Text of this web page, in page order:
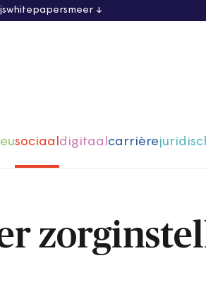
whitepapersmeer
sociaaldigitaalcarrière